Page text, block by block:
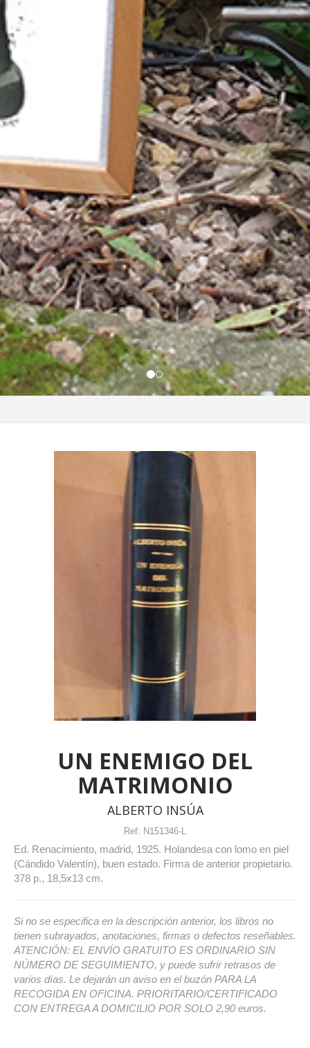
UN ENEMIGO DEL
MATRIMONIO
ALBERTO INSÚA
Ref: N151346-L
Ed. Renacimiento, madrid, 1925. Holandesa con lomo en piel
(Cándido Valentín), buen estado. Firma de anterior propietario.
378 p., 18,5x13 cm.
Si no se especifica en la descripción anterior, los libros no
tienen subrayados, anotaciones, firmas o defectos reseñables.
ATENCIÓN: EL ENVÍO GRATUITO ES ORDINARIO SIN
NÚMERO DE SEGUIMIENTO, y puede sufrir retrasos de
varios días. Le dejarán un aviso en el buzón PARA LA
RECOGIDA EN OFICINA. PRIORITARIO/CERTIFICADO
CON ENTREGA A DOMICILIO POR SOLO 2,90 euros.